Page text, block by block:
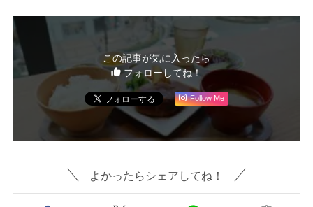
この記事が気に入ったら
フォローしてね！
Follow Me
よかったらシェアしてね！